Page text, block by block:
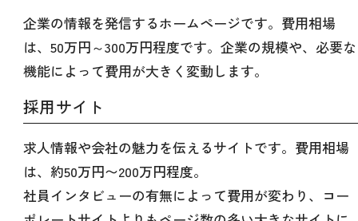
企業の情報を発信するホームページです。費用相場
は、50万円～300万円程度です。企業の規模や、必要な
機能によって費用が大きく変動します。
採用サイト
求人情報や会社の魅力を伝えるサイトです。費用相場
は、約50万円〜200万円程度。
社員インタビューの有無によって費用が変わり、コー